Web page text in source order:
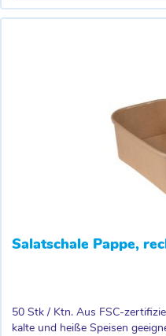
Salatschale Pappe,
50 Stk / Ktn. Aus FSC-
kalte und heiße Speisen